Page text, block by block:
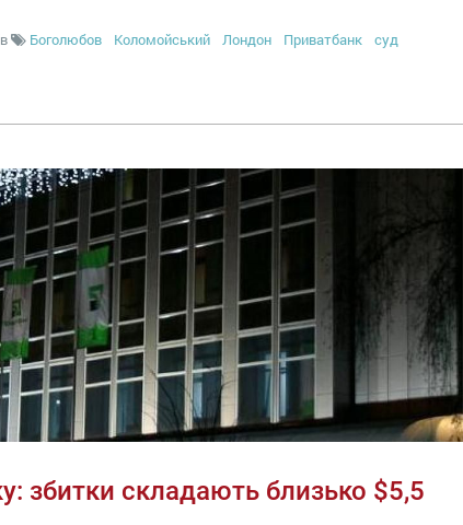
Боголюбов Коломойський Лондон Приватбанк суд
збитки складають близько $5,5